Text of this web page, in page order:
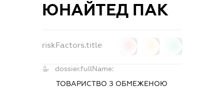
ЮНАЙТЕД ПАК
riskFactors.title
dossier.fullName:
ТОВАРИСТВО З ОБМЕЖЕНОЮ